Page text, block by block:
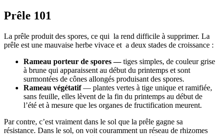
Prêle 101
La prêle produit des spores, ce qui la rend difficile à supprimer. La
prêle est une mauvaise herbe vivace et a deux stades de croissance :
Rameau porteur de spores —tiges simples, de couleur grise
à brune qui apparaissent au début du printemps et sont
surmontées de cônes allongés produisant des spores.
Rameau végétatif— plantes vertes à tige unique et ramifiée,
sans feuille, elles lèvent de la fin du printemps au début de
l’été et à mesure que les organes de fructification meurent.
Par contre, c’est vraiment dans le sol que la prêle gagne sa
résistance. Dans le sol, on voit couramment un réseau de rhizomes